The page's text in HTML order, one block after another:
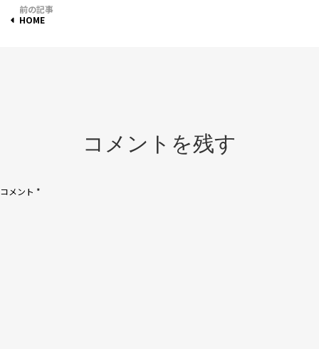
投
ン
HOME
コメントを残す
コメント *